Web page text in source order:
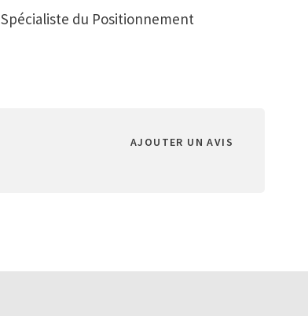
Spécialiste du Positionnement
AJOUTER UN AVIS